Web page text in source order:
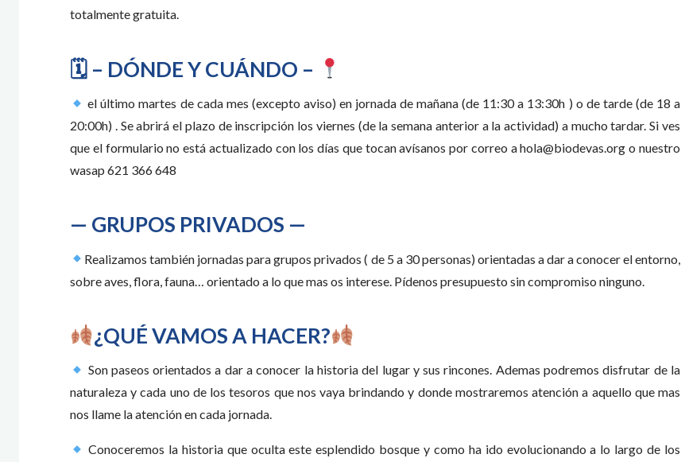
totalmente gratuita.
🗓 – DÓNDE Y CUÁNDO –
el último martes de cada mes (excepto aviso) en jornada de mañana (de 11:30 a 13:30h ) o de tarde (de 18 a
20:00h) . Se abrirá el plazo de inscripción los viernes (de la semana anterior a la actividad) a mucho tardar. Si ves
que el formulario no está actualizado con los días que tocan avísanos por correo a hola@biodevas.org o nuestro
wasap 621 366 648
— GRUPOS PRIVADOS —
Realizamos también jornadas para grupos privados ( de 5 a 30 personas) orientadas a dar a conocer el entorno,
sobre aves, flora, fauna… orientado a lo que mas os interese. Pídenos presupuesto sin compromiso ninguno.
¿QUÉ VAMOS A HACER?
Son paseos orientados a dar a conocer la historia del lugar y sus rincones. Ademas podremos disfrutar de la
naturaleza y cada uno de los tesoros que nos vaya brindando y donde mostraremos atención a aquello que mas
nos llame la atención en cada jornada.
Conoceremos la historia que oculta este esplendido bosque y como ha ido evolucionando a lo largo de los